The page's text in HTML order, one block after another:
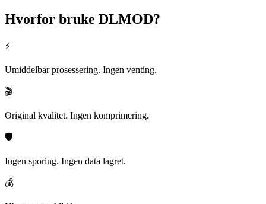
Hvorfor bruke DLMOD?
⚡
Umiddelbar prosessering. Ingen venting.
🎬
Original kvalitet. Ingen komprimering.
🛡️
Ingen sporing. Ingen data lagret.
💰